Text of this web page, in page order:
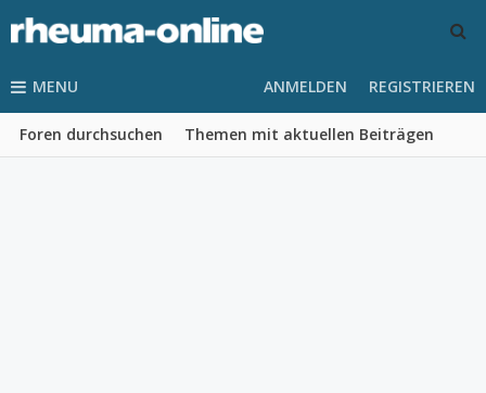
MENU
Foren durchsuchen Themen mit aktuellen Beiträgen
ANMELDEN REGISTRIEREN